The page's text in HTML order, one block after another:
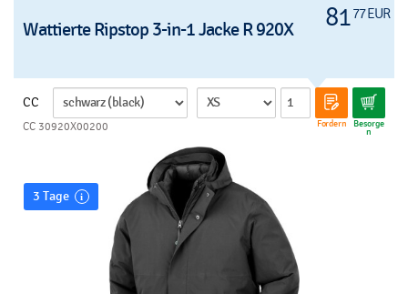
8177 EUR
Wattierte Ripstop 3-in-1 Jacke R 920X
CC
Fordern Besorge
n
CC 30920X00200
3 Tage